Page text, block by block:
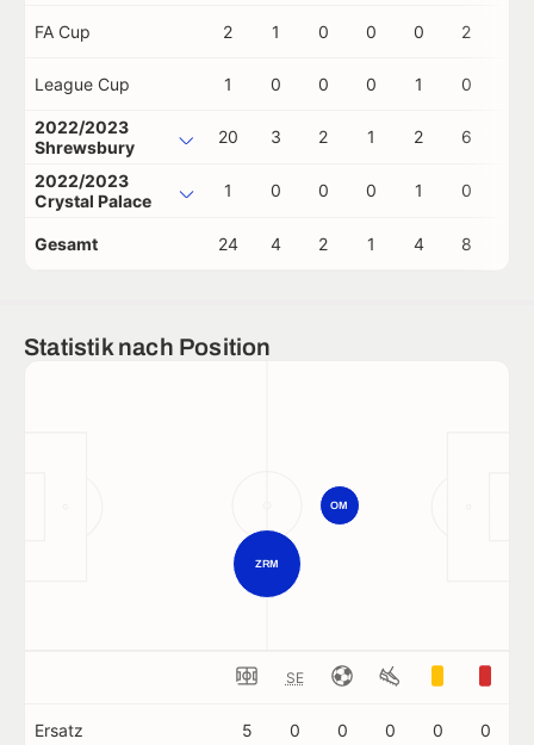
FA Cup 2 1 0 0 0 2
League Cup 1 0 0 0 1 0
2022/2023
Shrewsbury
20 3 2 1 2 6
2022/2023
Crystal Palace
1 0 0 0 1 0
Gesamt 24 4 2 1 4 8
Statistik nach Position
ZRM
OM
SE
Ersatz 5 0 0 0 0 0